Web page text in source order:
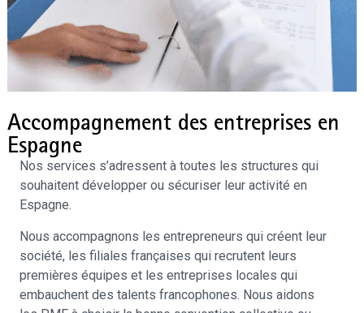
Accompagnement des entreprises en
Espagne
Nos services s’adressent à toutes les structures qui
souhaitent développer ou sécuriser leur activité en
Espagne.
Nous accompagnons les entrepreneurs qui créent leur
société, les filiales françaises qui recrutent leurs
premières équipes et les entreprises locales qui
embauchent des talents francophones. Nous aidons